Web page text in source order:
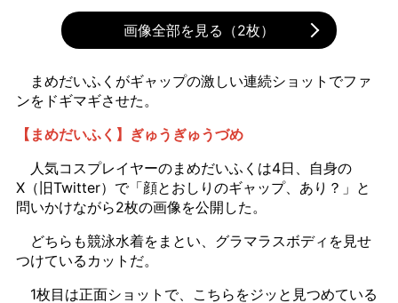
画像全部を見る（2枚）
まめだいふくがギャップの激しい連続ショットでファ
ンをドギマギさせた。
【まめだいふく】ぎゅうぎゅうづめ
人気コスプレイヤーのまめだいふくは4日、自身の
X（旧Twitter）で「顔とおしりのギャップ、あり？」と
問いかけながら2枚の画像を公開した。
どちらも競泳水着をまとい、グラマラスボディを見せ
つけているカットだ。
1枚目は正面ショットで、こちらをジッと見つめている